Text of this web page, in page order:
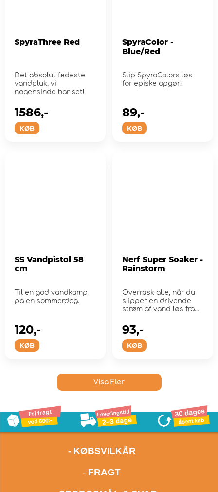
SpyraThree Red
Det absolut fedeste
vandpluk, vi
nogensinde har set!
KØB
1586,-
SpyraColor -
Blue/Red
Slip SpyraColors løs
for episke opgør!
KØB
89,-
SS Vandpistol 58
cm
Til en god vandkamp
på en sommerdag.
KØB
120,-
Nerf Super Soaker -
Rainstorm
Overrask alle, når du
slipper en drivende
strøm af vand løs fra
KØB
93,-
Visa Fler
- KØBSVILKÅR
- FRAGT